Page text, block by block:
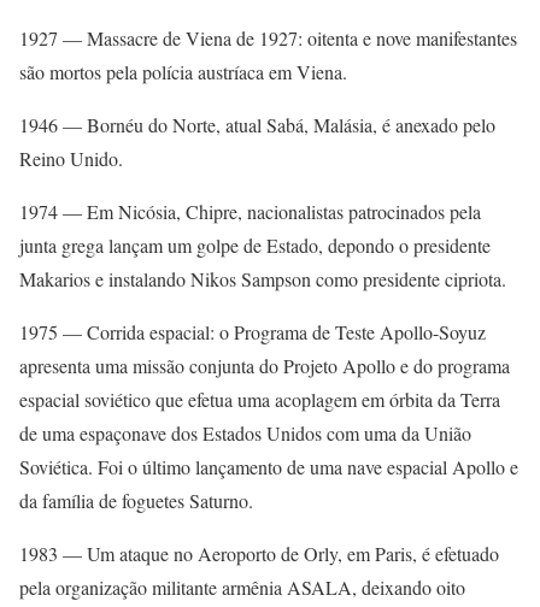
1927 — Massacre de Viena de 1927: oitenta e nove manifestantes
são mortos pela polícia austríaca em Viena.
1946 — Bornéu do Norte, atual Sabá, Malásia, é anexado pelo
Reino Unido.
1974 — Em Nicósia, Chipre, nacionalistas patrocinados pela
junta grega lançam um golpe de Estado, depondo o presidente
Makarios e instalando Nikos Sampson como presidente cipriota.
1975 — Corrida espacial: o Programa de Teste Apollo-Soyuz
apresenta uma missão conjunta do Projeto Apollo e do programa
espacial soviético que efetua uma acoplagem em órbita da Terra
de uma espaçonave dos Estados Unidos com uma da União
Soviética. Foi o último lançamento de uma nave espacial Apollo e
da família de foguetes Saturno.
1983 — Um ataque no Aeroporto de Orly, em Paris, é efetuado
pela organização militante armênia ASALA, deixando oito